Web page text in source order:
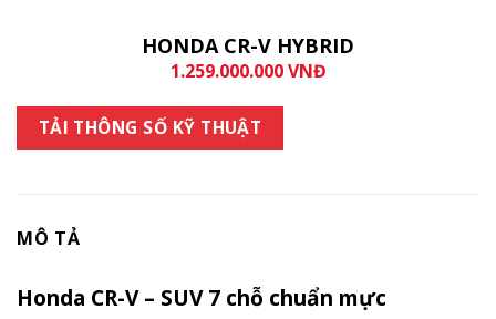
HONDA CR-V HYBRID
1.259.000.000 VNĐ
TẢI THÔNG SỐ KỸ THUẬT
MÔ TẢ
Honda CR-V – SUV 7 chỗ chuẩn mực